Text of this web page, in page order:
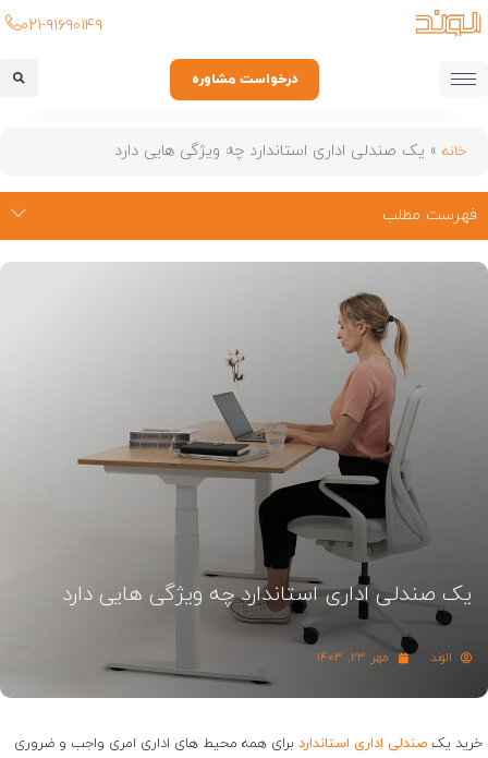
۰۲۱-۹۱۶۹۰۱۴۹
درخواست مشاوره
خانه » یک صندلی اداری استاندارد چه ویژگی هایی دارد
فهرست مطلب
یک صندلی اداری استاندارد چه ویژگی هایی دارد
الوند مهر ۲۳, ۱۴۰۳
خرید یک صندلی اداری استاندارد برای همه محیط های اداری امری واجب و ضروری